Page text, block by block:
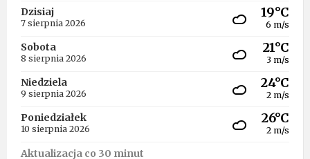
Dzisiaj
7 sierpnia 2026
19°C
6 m/s
Sobota
8 sierpnia 2026
21°C
3 m/s
Niedziela
9 sierpnia 2026
24°C
2 m/s
Poniedziałek
10 sierpnia 2026
26°C
2 m/s
Aktualizacja co 30 minut